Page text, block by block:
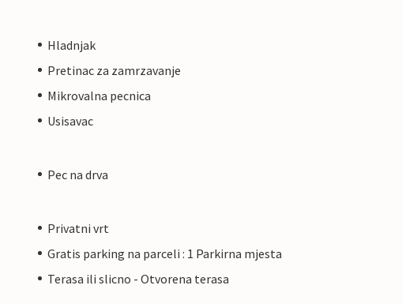
Hladnjak
Pretinac za zamrzavanje
Mikrovalna pecnica
Usisavac
Pec na drva
Privatni vrt
Gratis parking na parceli : 1 Parkirna mjesta
Terasa ili slicno - Otvorena terasa